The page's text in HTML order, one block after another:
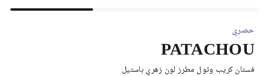
حصري
PATACHOU
فستان كريب وتول مطرز لون زهري باستيل